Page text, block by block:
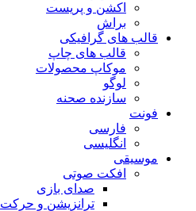
اکشن و پریست
براش
قالب های گرافیکی
قالب های چاپ
موکاپ محصولات
لوگو
سازنده صحنه
فونت
فارسی
انگلیسی
موسیقی
افکت صوتی
صدای بازی
ترانزیشن و حرکت